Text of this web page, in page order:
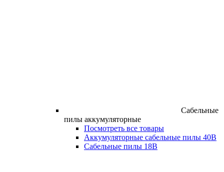
Сабельные
пилы аккумуляторные
Посмотреть все товары
Аккумуляторные сабельные пилы 40В
Сабельные пилы 18В